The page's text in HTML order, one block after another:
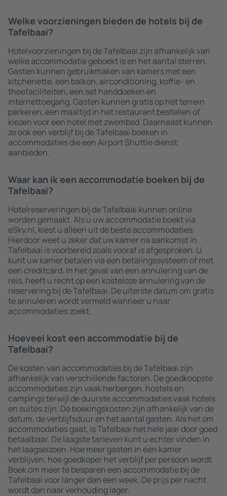
Welke voorzieningen bieden de hotels bij de
Tafelbaai?
Hotelvoorzieningen bij de Tafelbaai zijn afhankelijk van
welke accommodatie geboekt is en het aantal sterren.
Gasten kunnen gebruikmaken van kamers met een
kitchenette, een balkon, airconditioning, koffie- en
theefaciliteiten, een set handdoeken en
internettoegang. Gasten kunnen gratis op het terrein
parkeren, een maaltijd in het restaurant bestellen of
kiezen voor een hotel met zwembad. Daarnaast kunnen
ze ook een verblijf bij de Tafelbaai boeken in
accommodaties die een Airport Shuttle dienst
aanbieden.
Waar kan ik een accommodatie boeken bij de
Tafelbaai?
Hotelreserveringen bij de Tafelbaai kunnen online
worden gemaakt. Als u uw accommodatie boekt via
eSky.nl, kiest u alleen uit de beste accommodaties.
Hierdoor weet u zeker dat uw kamer na aankomst in
Tafelbaai is voorbereid zoals vooraf is afgesproken. U
kunt uw kamer betalen via een betalingssysteem of met
een creditcard. In het geval van een annulering van de
reis, heeft u recht op een kosteloze annulering van de
reservering bij de Tafelbaai. De uiterste datum om gratis
te annuleren wordt vermeld wanneer u naar
accommodaties zoekt.
Hoeveel kost een accommodatie bij de
Tafelbaai?
De kosten van accommodaties bij de Tafelbaai zijn
afhankelijk van verschillende factoren. De goedkoopste
accommodaties zijn vaak herbergen, hostels en
campings terwijl de duurste accommodaties vaak hotels
en suites zijn. De boekingskosten zijn afhankelijk van de
datum, de verblijfsduur en het aantal gasten. Als het om
accommodaties gaat, is Tafelbaai het hele jaar door goed
betaalbaar. De laagste tarieven kunt u echter vinden in
het laagseizoen. Hoe meer gasten in één kamer
verblijven, hoe goedkoper het verblijf per persoon wordt.
Boek om meer te besparen een accommodatie bij de
Tafelbaai voor langer dan een week. De prijs per nacht
wordt dan naar verhouding lager.